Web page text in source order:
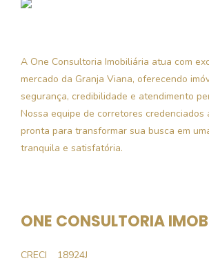
A One Consultoria Imobiliária atua com
mercado da Granja Viana, oferecendo
segurança, credibilidade e atendimento
Nossa equipe de corretores credenciados
pronta para transformar sua busca em
tranquila e satisfatória.
ONE CONSULTORIA
CRECI
18924J